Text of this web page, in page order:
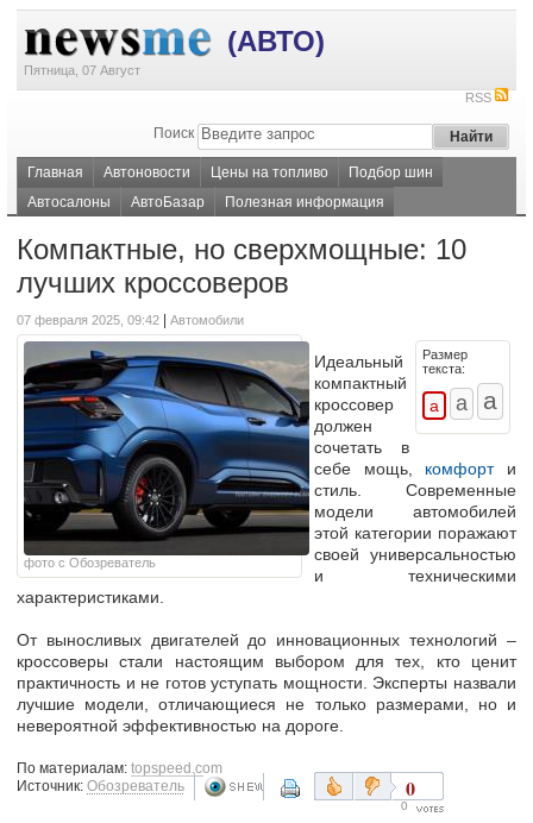
(АВТО)
Пятница, 07 Август
RSS
Поиск
Главная Автоновости Цены на топливо
Подбор шин
Автосалоны
АвтоБазар Полезная информация
Компактные, но сверхмощные: 10
лучших кроссоверов
07 февраля 2025, 09:42 Автомобили
фото с Обозреватель
Размер
текста:
Идеальный
компактный
кроссовер
должен
сочетать в
себе мощь, комфорти
стиль. Современные
модели автомобилей
этой категории поражают
своей универсальностью
и техническими
характеристиками.
От выносливых двигателей до инновационных технологий –
кроссоверы стали настоящим выбором для тех, кто ценит
практичность и не готов уступать мощности. Эксперты назвали
лучшие модели, отличающиеся не только размерами, но и
невероятной эффективностью на дороге.
По материалам: topspeed.com
Источник: Обозреватель 0
0